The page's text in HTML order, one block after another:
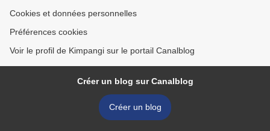
Cookies et données personnelles
Préférences cookies
Voir le profil de Kimpangi sur le portail Canalblog
Créer un blog sur Canalblog
Créer un blog